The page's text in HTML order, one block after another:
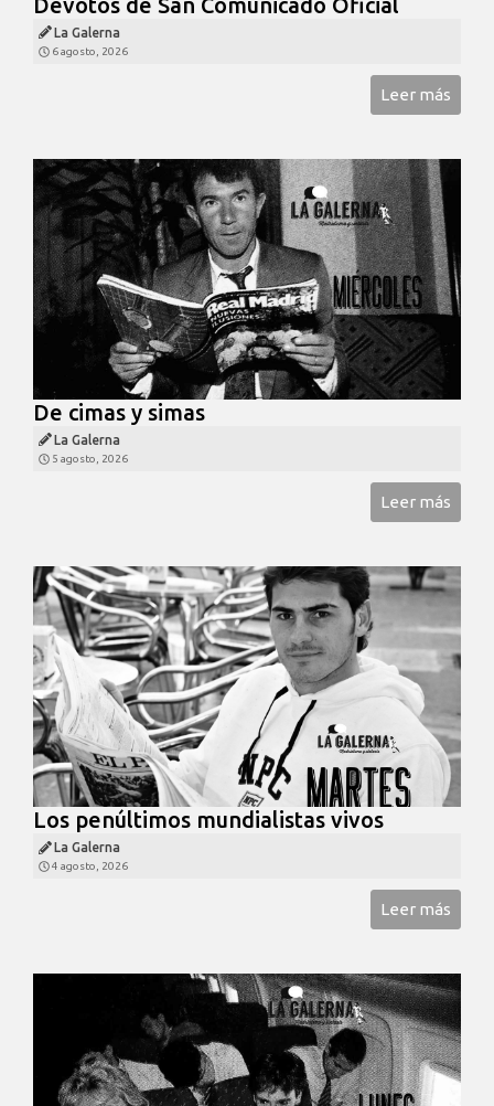
La Galerna
6 agosto, 2026
Leer más
De cimas y simas
La Galerna
5 agosto, 2026
Leer más
Los penúltimos mundialistas vivos
La Galerna
4 agosto, 2026
Leer más